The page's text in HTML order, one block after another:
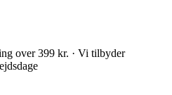
over 399 kr. · Vi tilbyder